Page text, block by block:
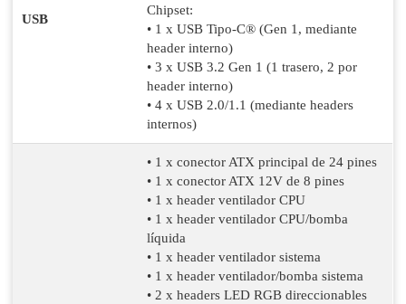
USB
Chipset:
• 1 x USB Tipo-C® (Gen 1, mediante
header interno)
• 3 x USB 3.2 Gen 1 (1 trasero, 2 por
header interno)
• 4 x USB 2.0/1.1 (mediante headers
internos)
• 1 x conector ATX principal de 24 pines
• 1 x conector ATX 12V de 8 pines
• 1 x header ventilador CPU
• 1 x header ventilador CPU/bomba
líquida
• 1 x header ventilador sistema
• 1 x header ventilador/bomba sistema
• 2 x headers LED RGB direccionables